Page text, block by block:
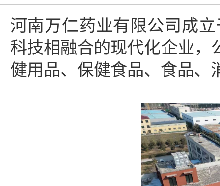
河南万仁药业有限公司成
科技相融合的现代化企业，
健用品、保健食品、食品、